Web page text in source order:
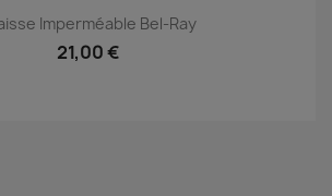
Imperméable Bel-Ray
21,00 €